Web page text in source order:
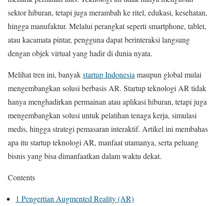
sektor hiburan, tetapi juga merambah ke ritel, edukasi, kesehatan,
hingga manufaktur. Melalui perangkat seperti smartphone, tablet,
atau kacamata pintar, pengguna dapat berinteraksi langsung
dengan objek virtual yang hadir di dunia nyata.
Melihat tren ini, banyakstartup Indonesia maupun global mulai
mengembangkan solusi berbasis AR. Startup teknologi AR tidak
hanya menghadirkan permainan atau aplikasi hiburan, tetapi juga
mengembangkan solusi untuk pelatihan tenaga kerja, simulasi
medis, hingga strategi pemasaran interaktif. Artikel ini membahas
apa itu startup teknologi AR, manfaat utamanya, serta peluang
bisnis yang bisa dimanfaatkan dalam waktu dekat.
Contents
1 Pengertian Augmented Reality (AR)